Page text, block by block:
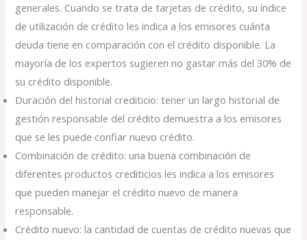
generales. Cuando se trata de tarjetas de crédito, su índice
de utilización de crédito les indica a los emisores cuánta
deuda tiene en comparación con el crédito disponible. La
mayoría de los expertos sugieren no gastar más del 30% de
su crédito disponible.
Duración del historial crediticio: tener un largo historial de
gestión responsable del crédito demuestra a los emisores
que se les puede confiar nuevo crédito.
Combinación de crédito: una buena combinación de
diferentes productos crediticios les indica a los emisores
que pueden manejar el crédito nuevo de manera
responsable.
Crédito nuevo: la cantidad de cuentas de crédito nuevas que